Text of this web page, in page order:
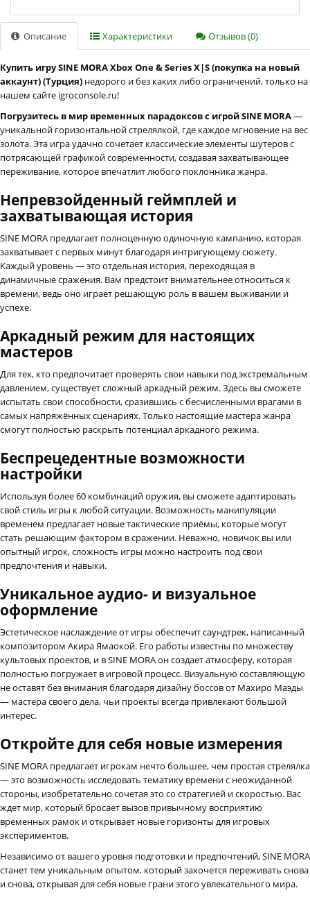
Описание Характеристики Отзывов (0)
Купить игру SINE MORA Xbox One & Series X|S (покупка на новый
аккаунт) (Турция) недорого и без каких либо ограничений, только на
нашем сайте igroconsole.ru!
Погрузитесь в мир временных парадоксов с игрой SINE MORA—
уникальной горизонтальной стрелялкой, где каждое мгновение на вес
золота. Эта игра удачно сочетает классические элементы шутеров с
потрясающей графикой современности, создавая захватывающее
переживание, которое впечатлит любого поклонника жанра.
Непревзойденный геймплей и
захватывающая история
SINE MORA предлагает полноценную одиночную кампанию, которая
захватывает с первых минут благодаря интригующему сюжету.
Каждый уровень — это отдельная история, переходящая в
динамичные сражения. Вам предстоит внимательнее относиться к
времени, ведь оно играет решающую роль в вашем выживании и
успехе.
Аркадный режим для настоящих
мастеров
Для тех, кто предпочитает проверять свои навыки под экстремальным
давлением, существует сложный аркадный режим. Здесь вы сможете
испытать свои способности, сразившись с бесчисленными врагами в
самых напряжённых сценариях. Только настоящие мастера жанра
смогут полностью раскрыть потенциал аркадного режима.
Беспрецедентные возможности
настройки
Используя более 60 комбинаций оружия, вы сможете адаптировать
свой стиль игры к любой ситуации. Возможность манипуляции
временем предлагает новые тактические приёмы, которые могут
стать решающим фактором в сражении. Неважно, новичок вы или
опытный игрок, сложность игры можно настроить под свои
предпочтения и навыки.
Уникальное аудио- и визуальное
оформление
Эстетическое наслаждение от игры обеспечит саундтрек, написанный
композитором Акира Ямаокой. Его работы известны по множеству
культовых проектов, и в SINE MORA он создает атмосферу, которая
полностью погружает в игровой процесс. Визуальную составляющую
не оставят без внимания благодаря дизайну боссов от Махиро Маэды
— мастера своего дела, чьи проекты всегда привлекают большой
интерес.
Откройте для себя новые измерения
SINE MORA предлагает игрокам нечто большее, чем простая стрелялка
— это возможность исследовать тематику времени с неожиданной
стороны, изобретательно сочетая это со стратегией и скоростью. Вас
ждет мир, который бросает вызов привычному восприятию
временных рамок и открывает новые горизонты для игровых
экспериментов.
Независимо от вашего уровня подготовки и предпочтений, SINE MORA
станет тем уникальным опытом, который захочется переживать снова
и снова, открывая для себя новые грани этого увлекательного мира.